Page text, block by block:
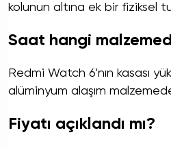
kolunun altına ek bir fiziksel
Saat hangi
Redmi Watch 6’nın kasası
alüminyum alaşım
Fiyatı açıklandı mı?